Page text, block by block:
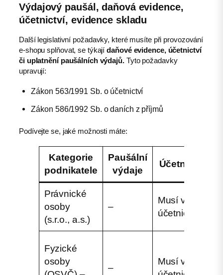
Výdajový paušál, daňová evidence,
účetnictví, evidence skladu
Další legislativní požadavky, které musíte při provozování
e-shopu splňovat, se týkajídaňové evidence, účetnictví
či uplatnění paušálních výdajů.Tyto požadavky
upravují:
Zákon 563/1991 Sb. o účetnictví
Zákon 586/1992 Sb. o daních z příjmů
Podívejte se, jaké možnosti máte:
Kategorie
podnikatele
Paušální
výdaje
Účetnictví
Právnické
osoby
(s.r.o., a.s.)
–
Musí vést
účetnictví
Fyzické
osoby
–
Musí vést